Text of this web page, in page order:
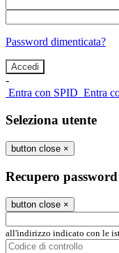
Password dimenticata?
-
Entra con SPID Entra
Seleziona utente
button close ×
Recupero password
button close ×
all'indirizzo indicato con le